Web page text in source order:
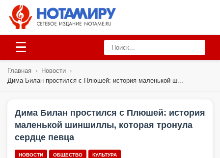
☰
Главная › Новости ›
Дима Билан простился с Плюшей: история маленькой ш...
Дима Билан простился с Плюшей: история
маленькой шиншиллы, которая тронула
сердце певца
НОВОСТИ ОБЩЕСТВО КУЛЬТУРА